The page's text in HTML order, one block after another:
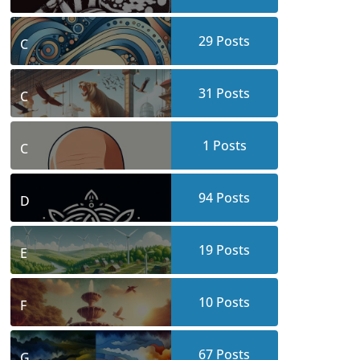
C 29 Posts
C 31 Posts
C 1 Posts
D 94 Posts
E 19 Posts
F 10 Posts
67 Posts